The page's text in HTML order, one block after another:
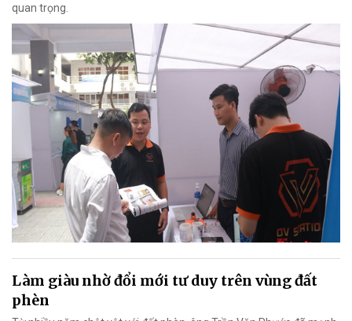
quan trọng.
Làm giàu nhờ đổi mới tư duy trên vùng đất
phèn